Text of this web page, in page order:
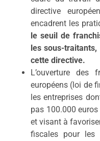
directive
encadrent les
le seuil de
les sous-
cette directive.
L’ouverture des
européens (loi de
les entreprises
pas 100.000 euros
et visant à
fiscales pour les